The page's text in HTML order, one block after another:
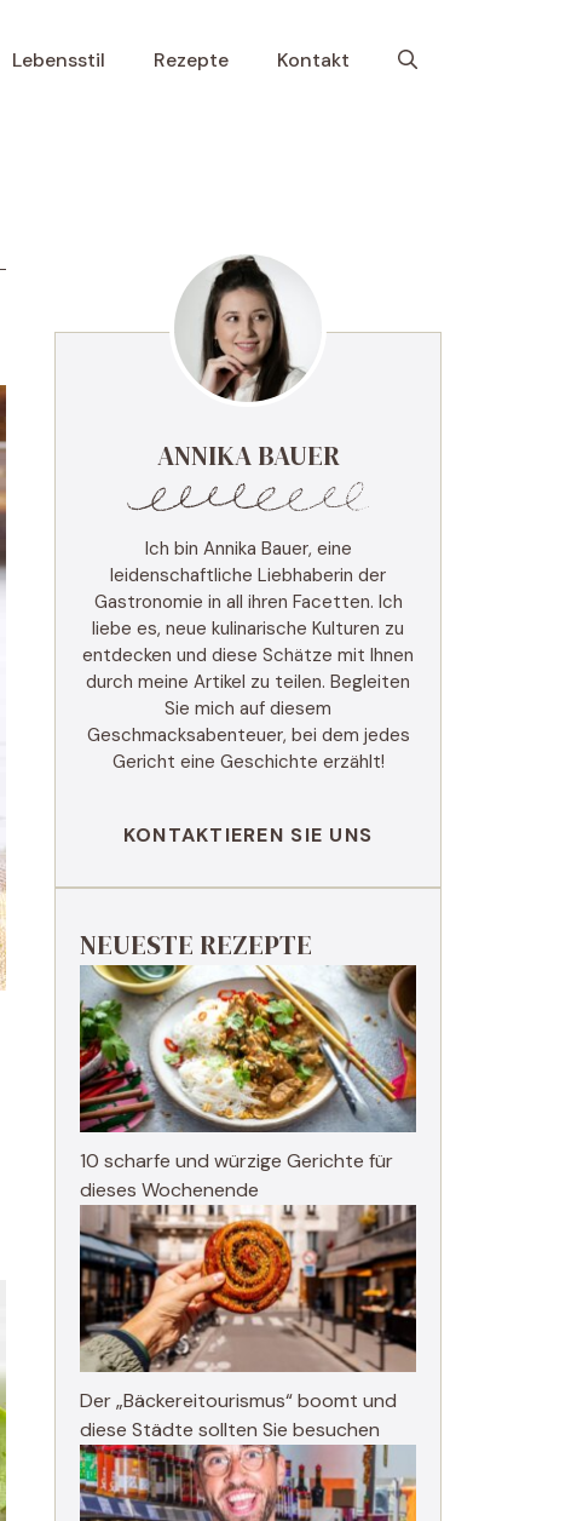
Lebensstil Rezepte Kontakt
ANNIKA BAUER
Ich bin Annika Bauer, eine
leidenschaftliche Liebhaberin der
Gastronomie in all ihren Facetten. Ich
liebe es, neue kulinarische Kulturen zu
entdecken und diese Schätze mit Ihnen
durch meine Artikel zu teilen. Begleiten
Sie mich auf diesem
Geschmacksabenteuer, bei dem jedes
Gericht eine Geschichte erzählt!
KONTAKTIEREN SIE UNS
NEUESTE REZEPTE
10 scharfe und würzige Gerichte für
dieses Wochenende
Der „Bäckereitourismus“ boomt und
diese Städte sollten Sie besuchen